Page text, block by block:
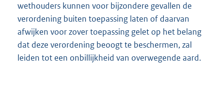
wethouders kunnen voor bijzondere gevallen de
verordening buiten toepassing laten of daarvan
afwijken voor zover toepassing gelet op het belang
dat deze verordening beoogt te beschermen, zal
leiden tot een onbillijkheid van overwegende aard.